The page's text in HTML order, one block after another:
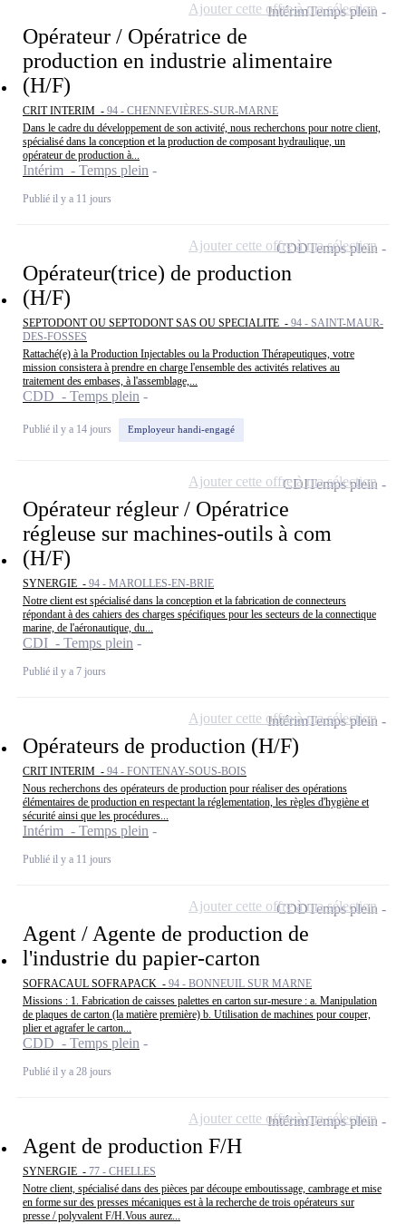
Opérateur / Opératrice de
production en industrie alimentaire
(H/F)
CRIT INTERIM - 94 - CHENNEVIÈRES-SUR-MARNE
Dans le cadre du développement de son activité, nous recherchons pour notre client,
spécialisé dans la conception et la production de composant hydraulique, un
opérateur de production à...
Intérim - Temps plein
Publié il y a 11 jours
IntérimTemps plein
Ajouter cette offre à ma sélection
Opérateur(trice) de production
(H/F)
SEPTODONT OU SEPTODONT SAS OU SPECIALITE - 94 - SAINT-MAUR-
DES-FOSSES
Rattaché(e) à la Production Injectables ou la Production Thérapeutiques, votre
mission consistera à prendre en charge l'ensemble des activités relatives au
traitement des embases, à l'assemblage,...
CDD - Temps plein
Publié il y a 14 jours Employeur handi-engagé
CDDTemps plein
Ajouter cette offre à ma sélection
Opérateur régleur / Opératrice
régleuse sur machines-outils à com
(H/F)
SYNERGIE - 94 - MAROLLES-EN-BRIE
Notre client est spécialisé dans la conception et la fabrication de connecteurs
répondant à des cahiers des charges spécifiques pour les secteurs de la connectique
marine, de l'aéronautique, du...
CDI - Temps plein
Publié il y a 7 jours
CDITemps plein
Ajouter cette offre à ma sélection
Opérateurs de production (H/F)
CRIT INTERIM - 94 - FONTENAY-SOUS-BOIS
Nous recherchons des opérateurs de production pour réaliser des opérations
élémentaires de production en respectant la réglementation, les règles d'hygiène et
sécurité ainsi que les procédures...
Intérim - Temps plein
Publié il y a 11 jours
IntérimTemps plein
Ajouter cette offre à ma sélection
Agent / Agente de production de
l'industrie du papier-carton
SOFRACAUL SOFRAPACK - 94 - BONNEUIL SUR MARNE
Missions : 1. Fabrication de caisses palettes en carton sur-mesure : a. Manipulation
de plaques de carton (la matière première) b. Utilisation de machines pour couper,
plier et agrafer le carton...
CDD - Temps plein
Publié il y a 28 jours
CDDTemps plein
Ajouter cette offre à ma sélection
Agent de production F/H
SYNERGIE - 77 - CHELLES
Notre client, spécialisé dans des pièces par découpe emboutissage, cambrage et mise
en forme sur des presses mécaniques est à la recherche de trois opérateurs sur
presse / polyvalent F/H.Vous aurez...
IntérimTemps plein
Ajouter cette offre à ma sélection